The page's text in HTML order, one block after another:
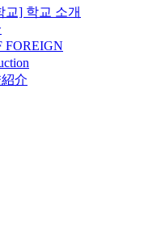
교] 학교 소개
FOREIGN
介